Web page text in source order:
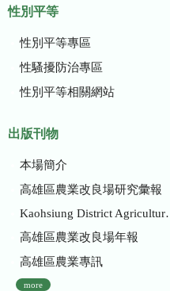
性別平等
性別平等專區
性騷擾防治專區
性別平等相關網站
出版刊物
本場簡介
高雄區農業改良場研究彙報
Kaohsiung District Agricultural Research and Extension Station
高雄區農業改良場年報
高雄區農業專訊
more